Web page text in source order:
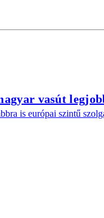
vasút
is európai szintű